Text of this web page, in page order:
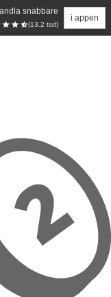
snabbare
(13.2 tsd)
i appen